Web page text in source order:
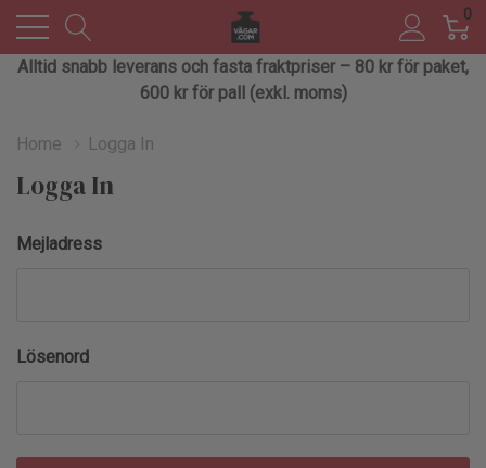
0
Alltid snabb leverans och fasta fraktpriser – 80 kr för paket,
600 kr för pall (exkl. moms)
Home Logga In
Logga In
Mejladress
Lösenord